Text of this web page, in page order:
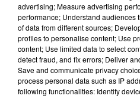
advertising; Measure advertising
performance; Understand audiences
of data from different sources;
profiles to personalise content; Use
content; Use limited data to select
detect fraud, and fix errors; Deliver
Save and communicate privacy
process personal data such as IP
following functionalities: Identify